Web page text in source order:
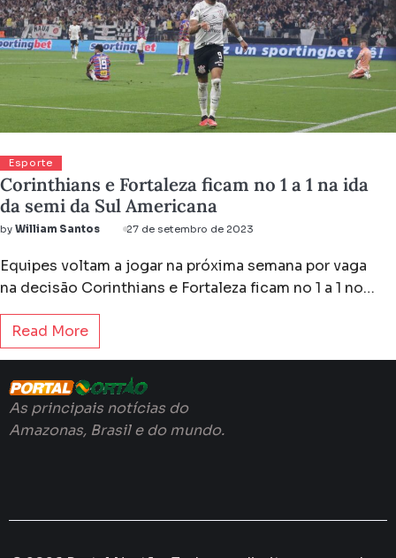
Esporte
Corinthians e Fortaleza ficam no 1 a 1 na ida
da semi da Sul Americana
by William Santos 27 de setembro de 2023
Equipes voltam a jogar na próxima semana por vaga
na decisão Corinthians e Fortaleza ficam no 1 a 1 no…
Read More
As principais notícias do
Amazonas, Brasil e do mundo.